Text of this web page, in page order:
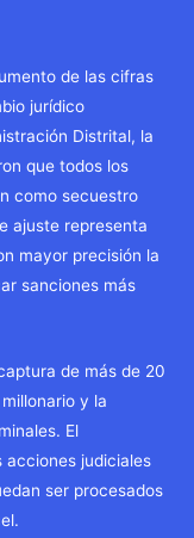
de las cifras
jurídico
Distrital, la
que todos los
como secuestro
ajuste representa
mayor precisión la
sanciones más
de más de 20
y la
El
acciones judiciales
ser procesados